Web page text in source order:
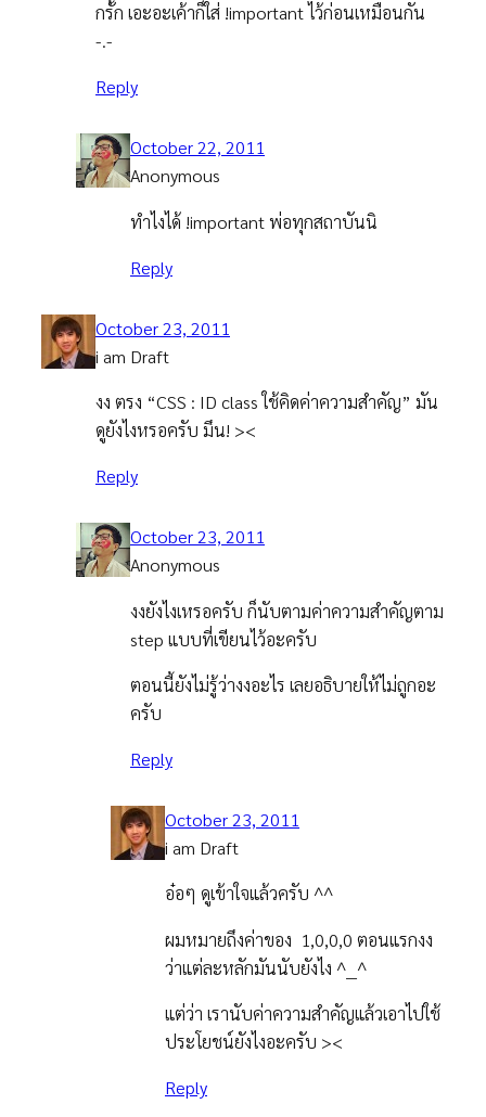
กรั้ก เอะอะเค้าก็ใส่ !important ไว้ก่อนเหมือนกัน
-.-
Reply
October 22, 2011
Anonymous
ทำไงได้ !important พ่อทุกสถาบันนิ
Reply
October 23, 2011
i am Draft
งง ตรง “CSS : ID class ใช้คิดค่าความสำคัญ” มัน
ดูยังไงหรอครับ มึน! ><
Reply
October 23, 2011
Anonymous
งงยังไงเหรอครับ ก็นับตามค่าความสำคัญตาม
step แบบที่เขียนไว้อะครับ
ตอนนี้ยังไม่รู้ว่างงอะไร เลยอธิบายให้ไม่ถูกอะ
ครับ
Reply
October 23, 2011
i am Draft
อ๋อๆ ดูเข้าใจแล้วครับ ^^
ผมหมายถึงค่าของ 1,0,0,0 ตอนแรกงง
ว่าแต่ละหลักมันนับยังไง ^__^
แต่ว่า เรานับค่าความสำคัญแล้วเอาไปใช้
ประโยชน์ยังไงอะครับ ><
Reply